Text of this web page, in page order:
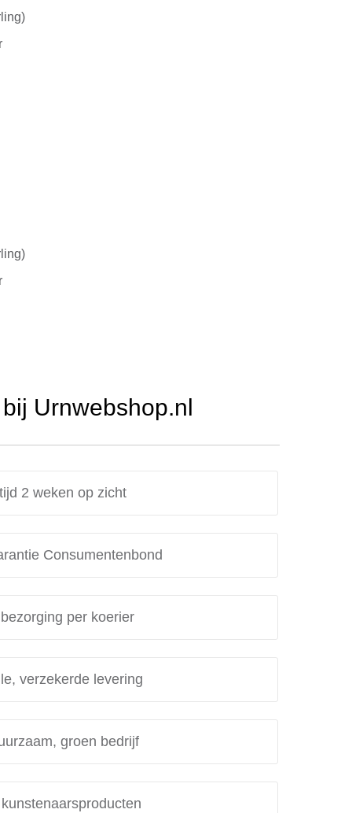
Urnwebshop.nl
2 weken op zicht
Consumentenbond
per koerier
verzekerde levering
groen bedrijf